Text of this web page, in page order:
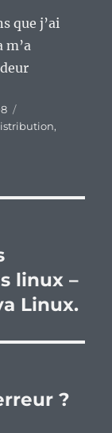
que j’ai
m’a
,
linux –
Linux.
?